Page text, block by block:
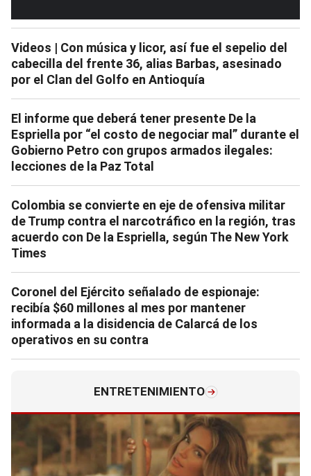
Videos | Con música y licor, así fue el sepelio del
cabecilla del frente 36, alias Barbas, asesinado
por el Clan del Golfo en Antioquía
El informe que deberá tener presente De la
Espriella por “el costo de negociar mal” durante el
Gobierno Petro con grupos armados ilegales:
lecciones de la Paz Total
Colombia se convierte en eje de ofensiva militar
de Trump contra el narcotráfico en la región, tras
acuerdo con De la Espriella, según The New York
Times
Coronel del Ejército señalado de espionaje:
recibía $60 millones al mes por mantener
informada a la disidencia de Calarcá de los
operativos en su contra
ENTRETENIMIENTO